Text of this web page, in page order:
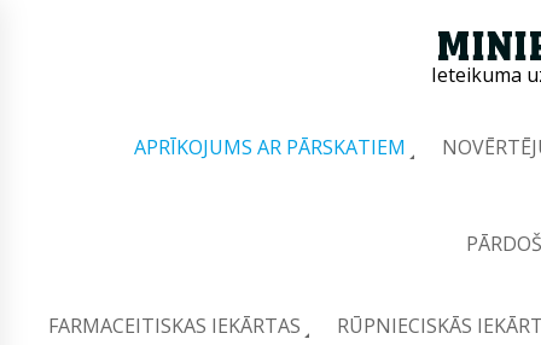
Ieteikuma
APRĪKOJUMS AR PĀRSKATIEM
FARMACEITISKAS IEKĀRTAS RŪPNIECISKĀS